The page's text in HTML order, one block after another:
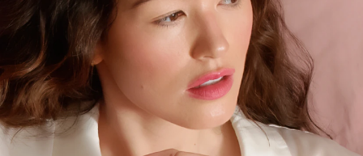
I miei dispositivi
I miei ordini
I miei indirizzi
I miei abbonamenti
FAQ™ Pure Beauty-Tech Elixir
issa™ Teeth Whitening Set
English Deutsch
Español
Français
Português
Polski
Svenska
Русский
Türkçe
简体中文 繁體中文